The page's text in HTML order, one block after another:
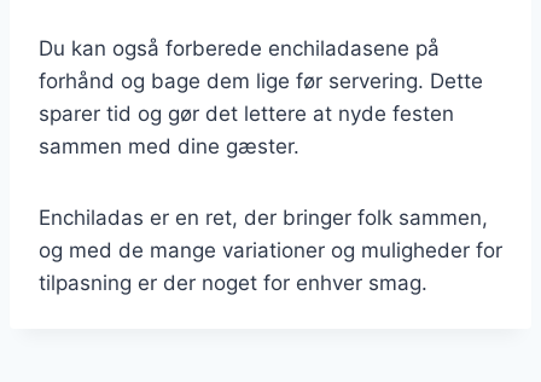
Du kan også forberede enchiladasene på
forhånd og bage dem lige før servering. Dette
sparer tid og gør det lettere at nyde festen
sammen med dine gæster.
Enchiladas er en ret, der bringer folk sammen,
og med de mange variationer og muligheder for
tilpasning er der noget for enhver smag.